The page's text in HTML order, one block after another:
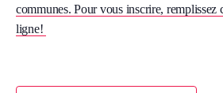
communes. Pour vous inscrire, remplissez
ligne!